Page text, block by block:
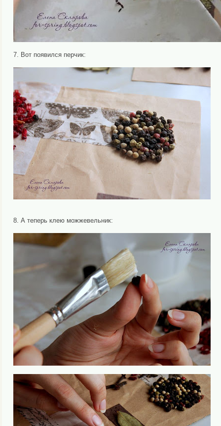
7. Вот появился перчик:
8. А теперь клею можжевельник: